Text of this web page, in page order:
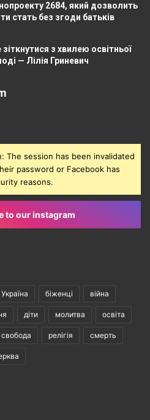
2684, який дозволить
стать без згоди батьків
з хвилею освітньої
— Лілія Гриневич
The session has been invalidated
password or Facebook has
reasons.
to our instagram
Україна біженці війна
діти молитва освіта
свобода релігія смерть